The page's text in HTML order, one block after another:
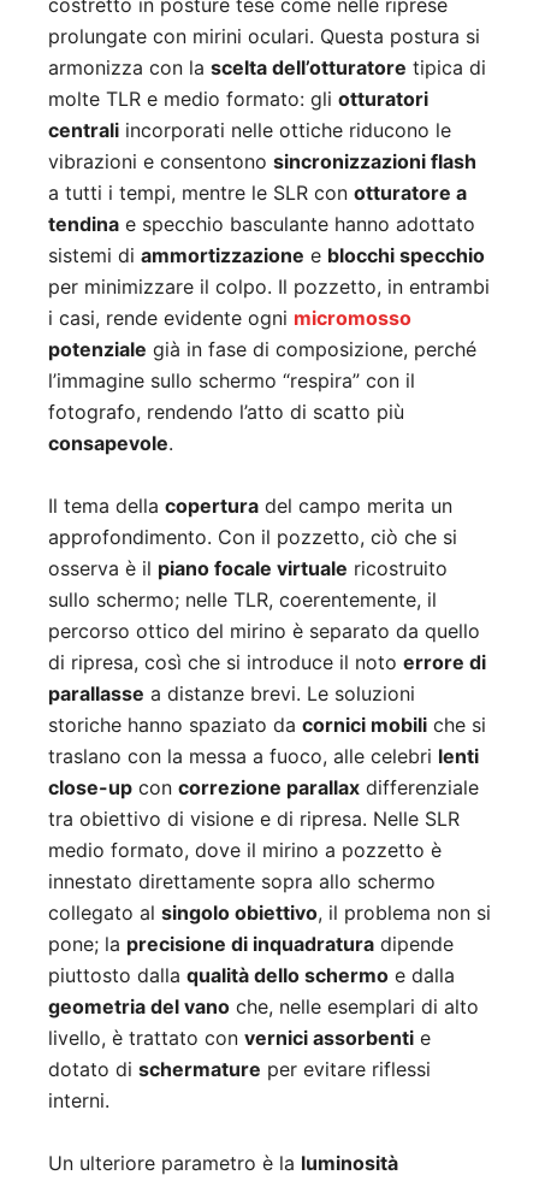
costretto in posture tese come nelle riprese
prolungate con mirini oculari. Questa postura si
armonizza con la scelta dell’otturatore tipica di
molte TLR e medio formato: gli otturatori
centrali incorporati nelle ottiche riducono le
vibrazioni e consentono sincronizzazioni flash
a tutti i tempi, mentre le SLR con otturatore a
tendina e specchio basculante hanno adottato
sistemi di ammortizzazione e blocchi specchio
per minimizzare il colpo. Il pozzetto, in entrambi
i casi, rende evidente ogni micromosso
potenziale già in fase di composizione, perché
l’immagine sullo schermo “respira” con il
fotografo, rendendo l’atto di scatto più
consapevole.
Il tema della copertura del campo merita un
approfondimento. Con il pozzetto, ciò che si
osserva è il piano focale virtuale ricostruito
sullo schermo; nelle TLR, coerentemente, il
percorso ottico del mirino è separato da quello
di ripresa, così che si introduce il noto errore di
parallasse a distanze brevi. Le soluzioni
storiche hanno spaziato da cornici mobili che si
traslano con la messa a fuoco, alle celebri lenti
close-up con correzione parallax differenziale
tra obiettivo di visione e di ripresa. Nelle SLR
medio formato, dove il mirino a pozzetto è
innestato direttamente sopra allo schermo
collegato al singolo obiettivo, il problema non si
pone; la precisione di inquadratura dipende
piuttosto dalla qualità dello schermo e dalla
geometria del vano che, nelle esemplari di alto
livello, è trattato con vernici assorbenti e
dotato di schermature per evitare riflessi
interni.
Un ulteriore parametro è la luminosità